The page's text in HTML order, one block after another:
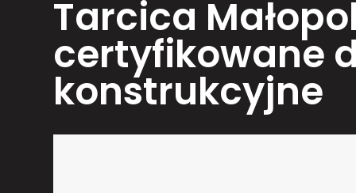
Tarcica
certyfikowane
konstrukcyjne